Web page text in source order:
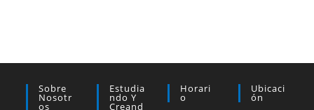
Sobre
Nosotr
Os
Estudia
Ndo Y
Creand
Horari
O
Ubicaci
Ón